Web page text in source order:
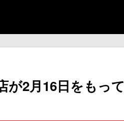
が2月16日をもって